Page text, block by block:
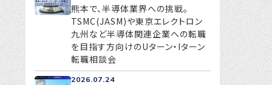
熊本で、半導体業界への挑戦。
TSMC(JASM)や東京エレクトロン
九州など半導体関連企業への転職
を目指す方向けのUターン・Iターン
転職相談会
2026.07.24